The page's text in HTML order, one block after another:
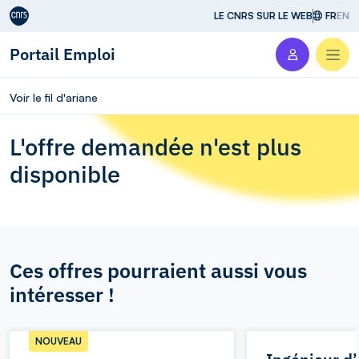
Aller au contenu LE CNRS SUR LE WEB FREN
Portail Emploi
Voir le fil d'ariane
L'offre demandée n'est plus
disponible
Ces offres pourraient aussi vous
intéresser !
NOUVEAU